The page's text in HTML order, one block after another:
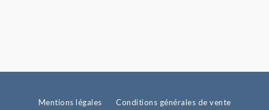
Mentions légales
Conditions générales de vente